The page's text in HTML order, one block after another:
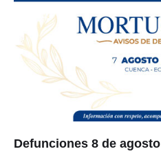
Defunciones 8 de agosto